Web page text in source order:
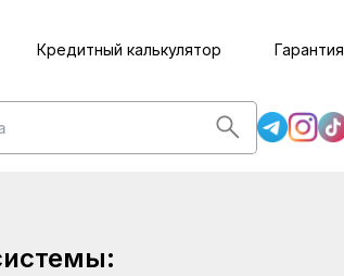
Кредитный калькулятор Гарантия